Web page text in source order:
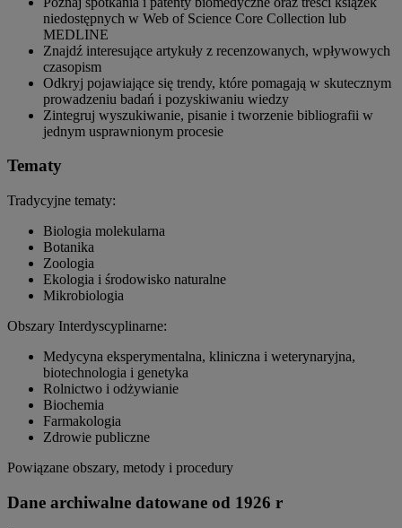
niedostępnych w Web of Science Core Collection lub
MEDLINE
Znajdź interesujące artykuły z recenzowanych, wpływowych
czasopism
Odkryj pojawiające się trendy, które pomagają w skutecznym
prowadzeniu badań i pozyskiwaniu wiedzy
Zintegruj wyszukiwanie, pisanie i tworzenie bibliografii w
jednym usprawnionym procesie
Tematy
Tradycyjne tematy:
Biologia molekularna
Botanika
Zoologia
Ekologia i środowisko naturalne
Mikrobiologia
Obszary Interdyscyplinarne:
Medycyna eksperymentalna, kliniczna i weterynaryjna,
biotechnologia i genetyka
Rolnictwo i odżywianie
Biochemia
Farmakologia
Zdrowie publiczne
Powiązane obszary, metody i procedury
Dane archiwalne datowane od 1926 r